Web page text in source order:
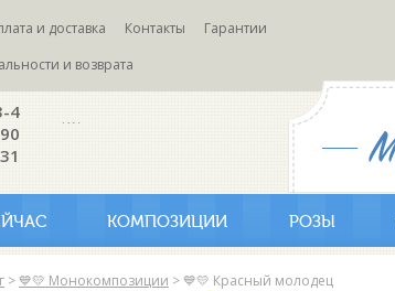
и доставка Контакты
Гарантии
и возврата
4
КОМПОЗИЦИИ РОЗЫ
> 💙💛 Монокомпозиции > 💙💛 Красный молодец